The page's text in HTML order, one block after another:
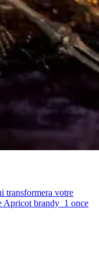
transformera votre
Apricot brandy 1 once